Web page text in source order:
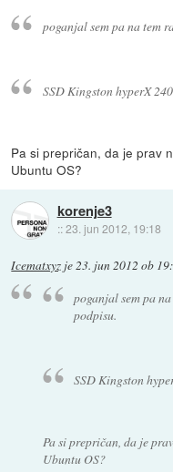
poganjal sem pa na tem
SSD Kingston hyperX
Pa si prepričan, da je prav
Ubuntu OS?
korenje3
::23. jun 2012, 19:18
Icematxyz je23. jun 2012 ob
poganjal sem pa
podpisu.
SSD Kingston
Pa si prepričan, da je
Ubuntu OS?